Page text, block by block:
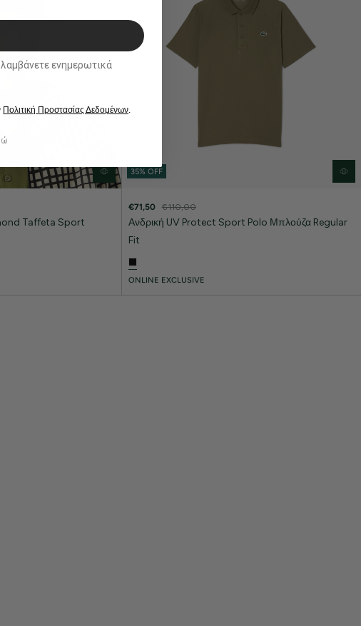
Taffeta Sport
35% OFF
€71,50 €110,00
Ανδρική UV Protect Sport Polo Μπλούζα Regular
Fit
ONLINE EXCLUSIVE
Πολιτική Προστασίας Δεδομένων